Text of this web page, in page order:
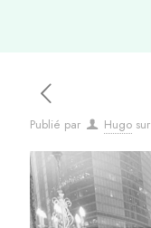
Publié par Hugo sur